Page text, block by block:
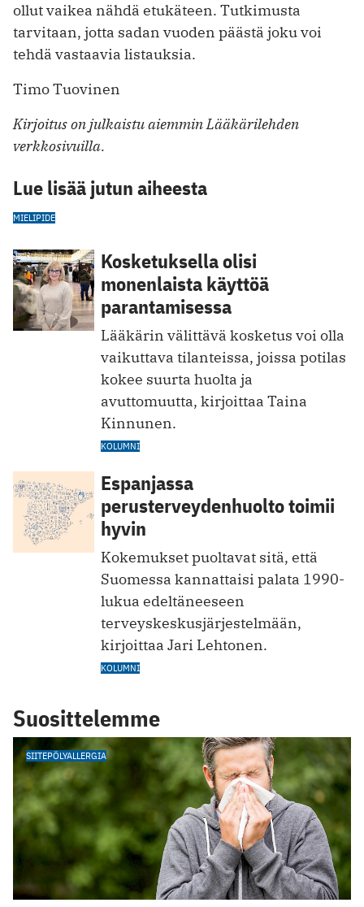
ollut vaikea nähdä etukäteen. Tutkimusta
tarvitaan, jotta sadan vuoden päästä joku voi
tehdä vastaavia listauksia.
Timo Tuovinen
Kirjoitus on julkaistu aiemmin Lääkärilehden
verkkosivuilla.
Lue lisää jutun aiheesta
MIELIPIDE
Kosketuksella olisi
monenlaista käyttöä
parantamisessa
Lääkärin välittävä kosketus voi olla
vaikuttava tilanteissa, joissa potilas
kokee suurta huolta ja
avuttomuutta, kirjoittaa Taina
Kinnunen.
KOLUMNI
Espanjassa
perusterveydenhuolto toimii
hyvin
Kokemukset puoltavat sitä, että
Suomessa kannattaisi palata 1990-
lukua edeltäneeseen
terveyskeskusjärjestelmään,
kirjoittaa Jari Lehtonen.
KOLUMNI
Suosittelemme
SIITEPÖLYALLERGIA